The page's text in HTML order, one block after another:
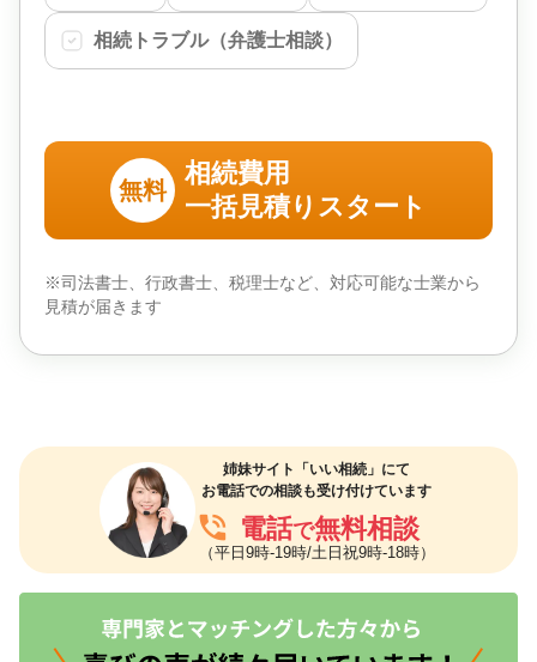
相続トラブル（弁護士相談）
無料
相続費用
一括見積りスタート
※司法書士、行政書士、税理士など、対応可能な士業から
見積が届きます
姉妹サイト「いい相続」にて
お電話での相談も受け付けています
phone_in_talk 電話で無料相談
（平日9時-19時/土日祝9時-18時）